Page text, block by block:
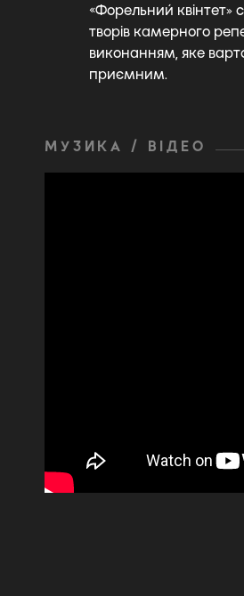
«Форельний
творів камерного
виконанням, яке
приємним.
МУЗИКА / ВІДЕО